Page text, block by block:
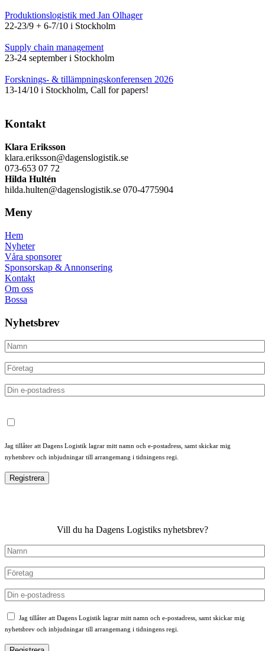
Produktionslogistik med Jan Olhager
22-23/9 + 6-7/10 i Stockholm
Supply chain management
23-24 september i Stockholm
Forsknings- & tillämpningskonferensen 2026
13-14/10 i Stockholm, Call for papers!
Kontakt
Klara Eriksson
klara.eriksson@dagenslogistik.se
073-653 07 72
Hilda Hultén
hilda.hulten@dagenslogistik.se 070-4775904
Meny
Hem
Nyheter
Våra sponsorer
Sponsorskap & Annonsering
Kontakt
Om oss
Bossa
Nyhetsbrev
Jag tillåter att Dagens Logistik lagrar mitt namn och e-postadress, samt skickar mig
nyhetsbrev och inbjudningar till arrangemang i tidningens regi.
Vill du ha Dagens Logistiks nyhetsbrev?
Jag tillåter att Dagens Logistik lagrar mitt namn och e-postadress, samt skickar mig
nyhetsbrev och inbjudningar till arrangemang i tidningens regi.